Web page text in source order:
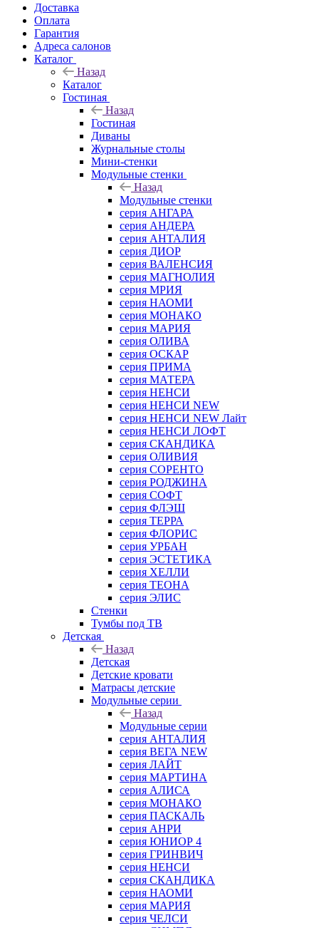
Доставка
Оплата
Гарантия
Адреса салонов
Каталог
Назад
Каталог
Гостиная
Назад
Гостиная
Диваны
Журнальные столы
Мини-стенки
Модульные стенки
Назад
Модульные стенки
серия АНГАРА
серия АНДЕРА
серия АНТАЛИЯ
серия ДИОР
серия ВАЛЕНСИЯ
серия МАГНОЛИЯ
серия МРИЯ
серия НАОМИ
серия МОНАКО
серия МАРИЯ
серия ОЛИВА
серия ОСКАР
серия ПРИМА
серия МАТЕРА
серия НЕНСИ
серия НЕНСИ NEW
серия НЕНСИ NEW Лайт
серия НЕНСИ ЛОФТ
серия СКАНДИКА
серия ОЛИВИЯ
серия СОРЕНТО
серия РОДЖИНА
серия СОФТ
серия ФЛЭШ
серия ТЕРРА
серия ФЛОРИС
серия УРБАН
серия ЭСТЕТИКА
серия ХЕЛЛИ
серия ТЕОНА
серия ЭЛИС
Стенки
Тумбы под ТВ
Детская
Назад
Детская
Детские кровати
Матрасы детские
Модульные серии
Назад
Модульные серии
серия АНТАЛИЯ
серия ВЕГА NEW
серия ЛАЙТ
серия МАРТИНА
серия АЛИСА
серия МОНАКО
серия ПАСКАЛЬ
серия АНРИ
серия ЮНИОР 4
серия ГРИНВИЧ
серия НЕНСИ
серия СКАНДИКА
серия НАОМИ
серия МАРИЯ
серия ЧЕЛСИ